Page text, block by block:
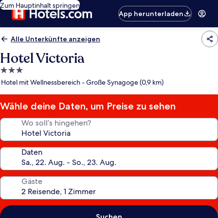
Zum Hauptinhalt springen
App herunterladen
Alle Unterkünfte anzeigen
Hotel Victoria
3.0-
Sterne-
Hotel mit Wellnessbereich - Große Synagoge (0,9 km)
Wähle deine Daten, um Preise zu sehen
Wo soll’s hingehen?
Daten
Gäste